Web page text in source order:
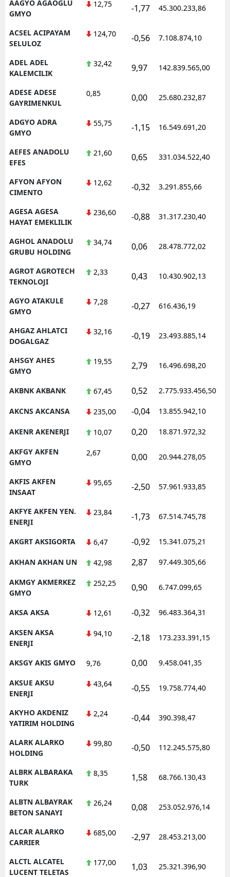
AAGYO AGAOGLU
GMYO
12,75 -1,77 45.300.233,86
ACSEL ACIPAYAM
SELULOZ
124,70 -0,56 7.108.874,10
ADEL ADEL
KALEMCILIK
32,42 9,97 142.839.565,00
ADESE ADESE
GAYRIMENKUL
0,85 0,00 25.680.232,87
ADGYO ADRA
GMYO
55,75 -1,15 16.549.691,20
AEFES ANADOLU
EFES
21,60 0,65 331.034.522,40
AFYON AFYON
CIMENTO
12,62 -0,32 3.291.855,66
AGESA AGESA
HAYAT EMEKLILIK
236,60 -0,88 31.317.230,40
AGHOL ANADOLU
GRUBU HOLDING
34,74 0,06 28.478.772,02
AGROT AGROTECH
TEKNOLOJI
2,33 0,43 10.430.902,13
AGYO ATAKULE
GMYO
7,28 -0,27 616.436,19
AHGAZ AHLATCI
DOGALGAZ
32,16 -0,19 23.493.885,14
AHSGY AHES
GMYO
19,55 2,79 16.496.698,20
AKBNK AKBANK 67,45 0,52 2.775.933.456,50
AKCNS AKCANSA 235,00 -0,04 13.855.942,10
AKENR AKENERJI 10,07 0,20 18.871.972,32
AKFGY AKFEN
GMYO
2,67 0,00 20.944.278,05
AKFIS AKFEN
INSAAT
95,65 -2,50 57.961.933,85
AKFYE AKFEN YEN.
ENERJI
23,84 -1,73 67.514.745,78
AKGRT AKSIGORTA 6,47 -0,92 15.341.075,21
AKHAN AKHAN UN 42,98 2,87 97.449.305,66
AKMGY AKMERKEZ
GMYO
252,25 0,90 6.747.099,65
AKSA AKSA 12,61 -0,32 96.483.364,31
AKSEN AKSA
ENERJI
94,10 -2,18 173.233.391,15
AKSGY AKIS GMYO 9,76 0,00 9.458.041,35
AKSUE AKSU
ENERJI
43,64 -0,55 19.758.774,40
AKYHO AKDENIZ
YATIRIM HOLDING
2,24 -0,44 390.398,47
ALARK ALARKO
HOLDING
99,80 -0,50 112.245.575,80
ALBRK ALBARAKA
TURK
8,35 1,58 68.766.130,43
ALBTN ALBAYRAK
BETON SANAYI
26,24 0,08 253.052.976,14
ALCAR ALARKO
CARRIER
685,00 -2,97 28.453.213,00
ALCTL ALCATEL
LUCENT TELETAS
177,00 1,03 25.321.396,90